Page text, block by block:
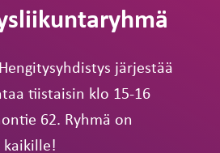
järjestää
tiistaisin klo 15-16
62. Ryhmä on